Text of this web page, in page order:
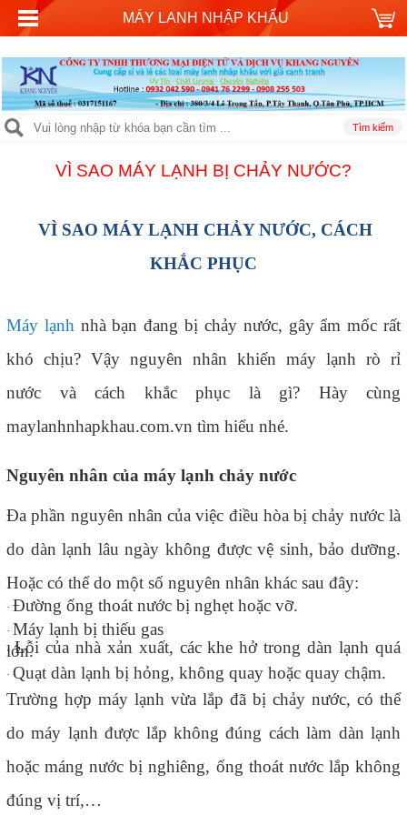
VÌ SAO MÁY LẠNH BỊ CHẢY NƯỚC?
VÌ SAO MÁY LẠNH CHẢY NƯỚC, CÁCH
KHẮC PHỤC
Máy lạnh nhà bạn đang bị chảy nước, gây ẩm mốc rất
khó chịu? Vậy nguyên nhân khiến máy lạnh rò rỉ
nước và cách khắc phục là gì? Hày cùng
maylanhnhapkhau.com.vn tìm hiểu nhé.
Nguyên nhân của máy lạnh chảy nước
Đa phần nguyên nhân của việc điều hòa bị chảy nước là
do dàn lạnh lâu ngày không được vệ sinh, bảo dưỡng.
Hoặc có thể do một số nguyên nhân khác sau đây:
· Đường ống thoát nước bị nghẹt hoặc vỡ.
· Máy lạnh bị thiếu gas
.·Lỗi của nhà xản xuất, các khe hở trong dàn lạnh quá
lớn.
· Quạt dàn lạnh bị hỏng, không quay hoặc quay chậm.
Trường hợp máy lạnh vừa lắp đã bị chảy nước, có thể
do máy lạnh được lắp không đúng cách làm dàn lạnh
hoặc máng nước bị nghiêng, ống thoát nước lắp không
đúng vị trí,…
MÁY LANH NHẬP KHẨU